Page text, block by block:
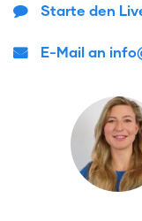
Starte den
E-Mail an